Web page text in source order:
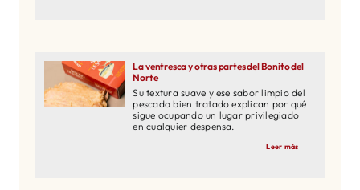
La ventresca y otras partes del Bonito del
Norte
Su textura suave y ese sabor limpio del
pescado bien tratado explican por qué
sigue ocupando un lugar privilegiado
en cualquier despensa.
Leer más